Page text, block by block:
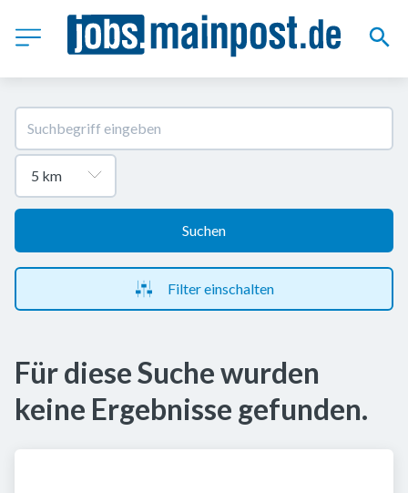
Suchen
Filter einschalten
Für diese Suche wurden
keine Ergebnisse gefunden.